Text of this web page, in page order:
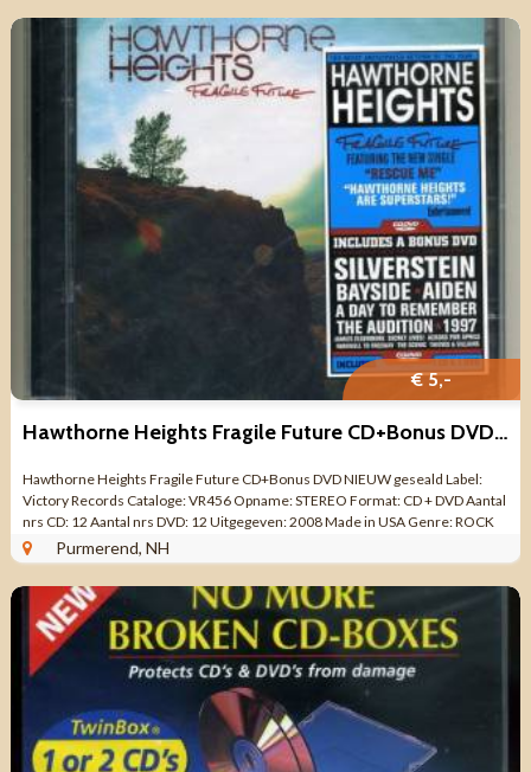
€ 5,-
Hawthorne Heights Fragile Future CD+Bonus DVD NIEUW geseald
Hawthorne Heights Fragile Future CD+Bonus DVD NIEUW geseald Label:
Victory Records Cataloge: VR456 Opname: STEREO Format: CD + DVD Aantal
nrs CD: 12 Aantal nrs DVD: 12 Uitgegeven: 2008 Made in USA Genre: ROCK
Kwaliteit: NIEUW ...
Purmerend, NH